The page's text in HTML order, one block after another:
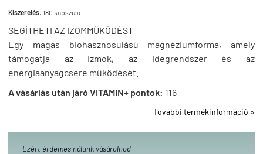
Kiszerelés: 180 kapszula
SEGÍTHETI AZ IZOMMŰKÖDÉST
Egy magas biohasznosulású magnéziumforma, amely
támogatja az izmok, az idegrendszer és az
energiaanyagcsere működését.
A vásárlás után járó VITAMIN+ pontok: 116
További termékinformáció »
Ezért érdemes nálunk vásárolnod